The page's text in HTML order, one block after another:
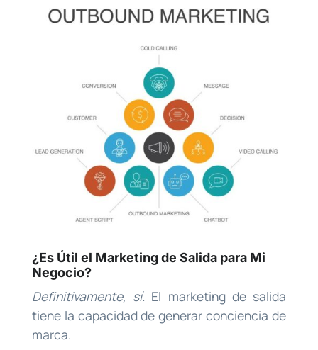
¿Es Útil el Marketing de Salida para Mi
Negocio?
Definitivamente, sí. El marketing de salida
tiene la capacidad de generar conciencia de
marca.